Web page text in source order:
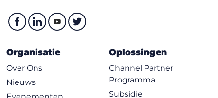
Organisatie
Over Ons
Nieuws
Oplossingen
Channel Partner
Programma
Subsidie